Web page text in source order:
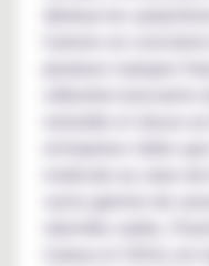
diminue les
plusieurs marques
utilisation innovante
molécule au cœur
vaste gamme de
Curieux et VDLV,